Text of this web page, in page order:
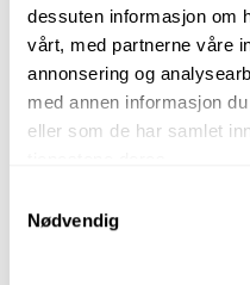
dessuten informasjon om
vårt, med partnerne våre
annonsering og
med annen informasjon
eller som de har samlet
Nødvendig
Oppbevaringsperioden for
type behandling:
DATAINNSAMLINGSPROSESS